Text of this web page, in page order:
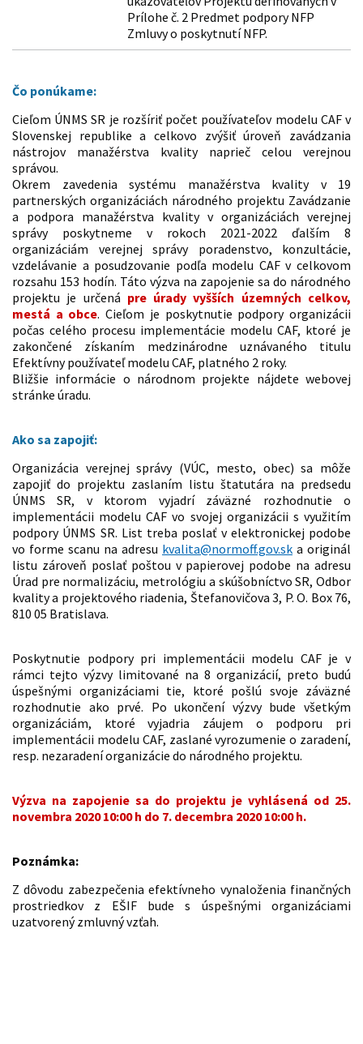
Prílohe č. 2 Predmet podpory NFP
Zmluvy o poskytnutí NFP.
Čo ponúkame:
Cieľom ÚNMS SR je rozšíriť počet používateľov modelu CAF v
Slovenskej republike a celkovo zvýšiť úroveň zavádzania
nástrojov manažérstva kvality naprieč celou verejnou
správou.
Okrem zavedenia systému manažérstva kvality v 19
partnerských organizáciách národného projektu Zavádzanie
a podpora manažérstva kvality v organizáciách verejnej
správy poskytneme v rokoch 2021-2022 ďalším 8
organizáciám verejnej správy poradenstvo, konzultácie,
vzdelávanie a posudzovanie podľa modelu CAF v celkovom
rozsahu 153 hodín. Táto výzva na zapojenie sa do národného
projektu je určená pre úrady vyšších územných celkov,
mestá a obce. Cieľom je poskytnutie podpory organizácii
počas celého procesu implementácie modelu CAF, ktoré je
zakončené získaním medzinárodne uznávaného titulu
Efektívny používateľ modelu CAF, platného 2 roky.
Bližšie informácie o národnom projekte nájdete webovej
stránke úradu.
Ako sa zapojiť:
Organizácia verejnej správy (VÚC, mesto, obec) sa môže
zapojiť do projektu zaslaním listu štatutára na predsedu
ÚNMS SR, v ktorom vyjadrí záväzné rozhodnutie o
implementácii modelu CAF vo svojej organizácii s využitím
podpory ÚNMS SR. List treba poslať v elektronickej podobe
vo forme scanu na adresu kvalita@normoff.gov.sk a originál
listu zároveň poslať poštou v papierovej podobe na adresu
Úrad pre normalizáciu, metrológiu a skúšobníctvo SR, Odbor
kvality a projektového riadenia, Štefanovičova 3, P. O. Box 76,
810 05 Bratislava.
Poskytnutie podpory pri implementácii modelu CAF je v
rámci tejto výzvy limitované na 8 organizácií, preto budú
úspešnými organizáciami tie, ktoré pošlú svoje záväzné
rozhodnutie ako prvé. Po ukončení výzvy bude všetkým
organizáciám, ktoré vyjadria záujem o podporu pri
implementácii modelu CAF, zaslané vyrozumenie o zaradení,
resp. nezaradení organizácie do národného projektu.
Výzva na zapojenie sa do projektu je vyhlásená od 25.
novembra 2020 10:00 h do 7. decembra 2020 10:00 h.
Poznámka:
Z dôvodu zabezpečenia efektívneho vynaloženia finančných
prostriedkov z EŠIF bude s úspešnými organizáciami
uzatvorený zmluvný vzťah.